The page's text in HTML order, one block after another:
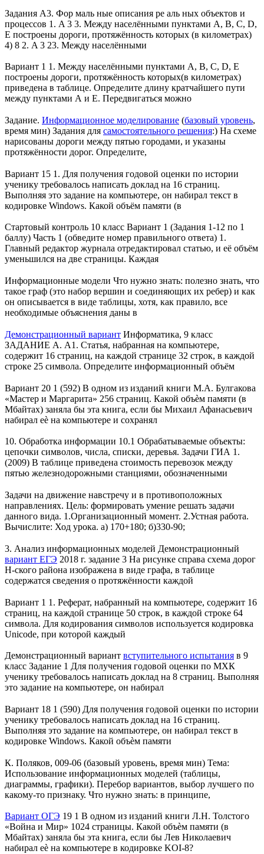
Задания A3. Фор маль ные описания ре аль ных объектов и
процессов 1. A 3 3. Между населёнными пунктами А, В, С, D,
Е построены дороги, протяжённость которых (в километрах)
4) 8 2. A 3 23. Между населёнными
Вариант 1 1. Между населёнными пунктами A, B, C, D, E
построены дороги, протяжённость которых(в километрах)
приведена в таблице. Определите длину кратчайшего пути
между пунктами А и E. Передвигаться можно
Задание. Информационное моделирование (базовый уровень,
время мин) Задания для самостоятельного решения:) На схеме
нарисованы дороги между пятью городами, и указаны
протяжённости дорог. Определите,
Вариант 15 1. Для получения годовой оценки по истории
ученику требовалось написать доклад на 16 страниц.
Выполняя это задание на компьютере, он набирал текст в
кодировке Windows. Какой объём памяти (в
Стартовый контроль 10 класс Вариант 1 (Задания 1-12 по 1
баллу) Часть 1 (обведите номер правильного ответа) 1.
Главный редактор журнала отредактировал статью, и её объём
уменьшился на две страницы. Каждая
Информационные модели Что нужно знать: полезно знать, что
такое граф (это набор вершин и соединяющих их ребер) и как
он описывается в виде таблицы, хотя, как правило, все
необходимые объяснения даны в
Демонстрационный вариант Информатика, 9 класс
ЗАДАНИЕ А. А1. Статья, набранная на компьютере,
содержит 16 страниц, на каждой странице 32 строк, в каждой
строке 25 символа. Определите информационный объём
Вариант 20 1 (592) В одном из изданий книги М.А. Булгакова
«Мастер и Маргарита» 256 страниц. Какой объѐм памяти (в
Мбайтах) заняла бы эта книга, если бы Михаил Афанасьевич
набирал еѐ на компьютере и сохранял
10. Обработка информации 10.1 Обрабатываемые объекты:
цепочки символов, числа, списки, деревья. Задачи ГИА 1.
(2009) В таблице приведена стоимость перевозок между
пятью железнодорожными станциями, обозначенными
Задачи на движение навстречу и в противоположных
направлениях. Цель: формировать умение решать задачи
данного вида. 1.Организационный момент. 2.Устная работа.
Вычислите: Ход урока. а) 170+180; б)330-90;
3. Анализ информационных моделей Демонстрационный
вариант ЕГЭ 2018 г. задание 3 На рисунке справа схема дорог
Н-ского района изображена в виде графа, в таблице
содержатся сведения о протяжённости каждой
Вариант 1 1. Реферат, набранный на компьютере, содержит 16
страниц, на каждой странице 50 строк, в каждой строке 64
символа. Для кодирования символов используется кодировка
Unicode, при которой каждый
Демонстрационный вариант вступительного испытания в 9
класс Задание 1 Для получения годовой оценки по МХК
ученику требовалось написать доклад на 8 страниц. Выполняя
это задание на компьютере, он набирал
Вариант 18 1 (590) Для получения годовой оценки по истории
ученику требовалось написать доклад на 16 страниц.
Выполняя это задание на компьютере, он набирал текст в
кодировке Windows. Какой объѐм памяти
К. Поляков, 009-06 (базовый уровень, время мин) Тема:
Использование информационных моделей (таблицы,
диаграммы, графики). Перебор вариантов, выбор лучшего по
какому-то признаку. Что нужно знать: в принципе,
Вариант ОГЭ 19 1 В одном из изданий книги Л.H. Толстого
«Война и Мир» 1024 страницы. Какой объѐм памяти (в
Мбайтах) заняла бы эта книга, если бы Лев Николаевич
набирал еѐ на компьютере в кодировке KOI-8?